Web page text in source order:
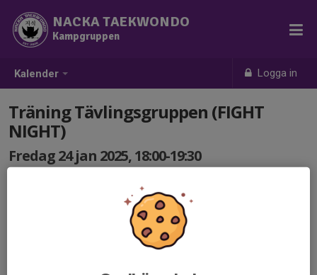
Kalender Logga in
NACKA TAEKWONDO
Kampgruppen
Träning Tävlingsgruppen (FIGHT
NIGHT)
Fredag 24 jan 2025, 18:00-19:30
Åsögatan 153 (Södermalm)